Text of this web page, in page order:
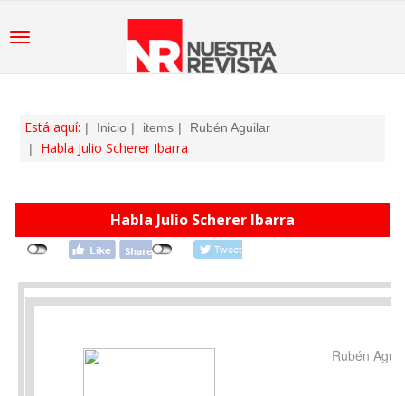
Está aquí: Inicio items Rubén Aguilar
Habla Julio Scherer Ibarra
Habla Julio Scherer Ibarra
Rubén